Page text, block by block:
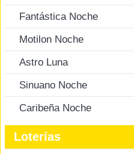
Fantástica Noche
Motilon Noche
Astro Luna
Sinuano Noche
Caribeña Noche
Loterías